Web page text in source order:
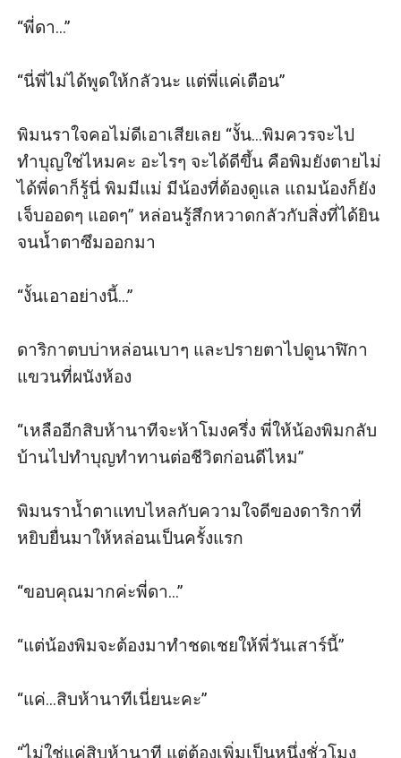
“พี่ดา...”
“นี่พี่ไม่ได้พูดให้กลัวนะ แต่พี่แค่เตือน”
พิมนราใจคอไม่ดีเอาเสียเลย “งั้น...พิมควรจะไป
ทำบุญใช่ไหมคะ อะไรๆ จะได้ดีขึ้น คือพิมยังตายไม่
ได้พี่ดาก็รู้นี่ พิมมีแม่ มีน้องที่ต้องดูแล แถมน้องก็ยัง
เจ็บออดๆ แอดๆ” หล่อนรู้สึกหวาดกลัวกับสิ่งที่ได้ยิน
จนน้ำตาซึมออกมา
“งั้นเอาอย่างนี้...”
ดาริกาตบบ่าหล่อนเบาๆ และปรายตาไปดูนาฬิกา
แขวนที่ผนังห้อง
“เหลืออีกสิบห้านาทีจะห้าโมงครึ่ง พี่ให้น้องพิมกลับ
บ้านไปทำบุญทำทานต่อชีวิตก่อนดีไหม”
พิมนราน้ำตาแทบไหลกับความใจดีของดาริกาที่
หยิบยื่นมาให้หล่อนเป็นครั้งแรก
“ขอบคุณมากค่ะพี่ดา...”
“แต่น้องพิมจะต้องมาทำชดเชยให้พี่วันเสาร์นี้”
“แค่...สิบห้านาทีเนี่ยนะคะ”
“ไม่ใช่แค่สิบห้านาที แต่ต้องเพิ่มเป็นหนึ่งชั่วโมง